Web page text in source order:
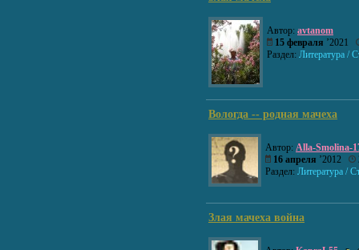
Автор: avtanom
15 февраля ’2021
Раздел: Литература /
Вологда -- родная мачеха
Автор: Alla-Smolina-
16 апреля ’2012
Раздел: Литература /
Злая мачеха война